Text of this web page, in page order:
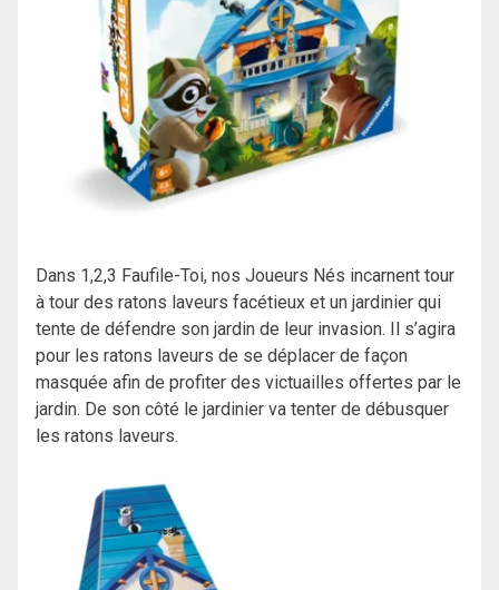
Dans 1,2,3 Faufile-Toi, nos Joueurs Nés incarnent tour
à tour des ratons laveurs facétieux et un jardinier qui
tente de défendre son jardin de leur invasion. Il s’agira
pour les ratons laveurs de se déplacer de façon
masquée afin de profiter des victuailles offertes par le
jardin. De son côté le jardinier va tenter de débusquer
les ratons laveurs.